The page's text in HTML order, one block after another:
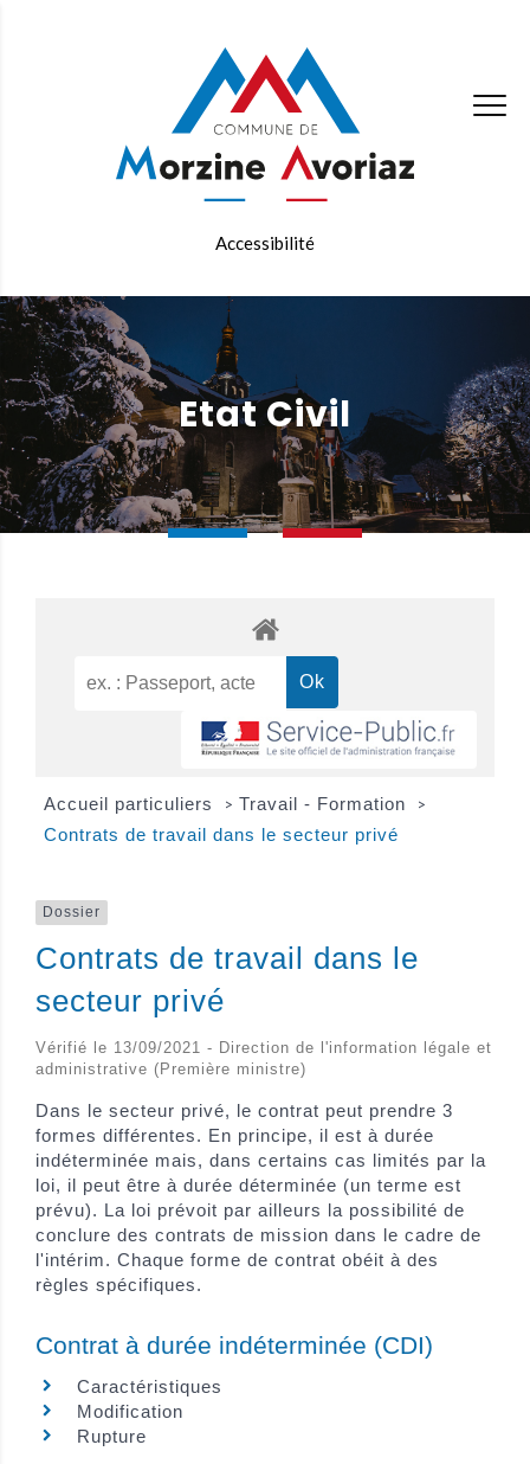
Accessibilité
Etat Civil
Accueil particuliers > Travail - Formation >
Contrats de travail dans le secteur privé
Dossier
Contrats de travail dans le
secteur privé
Vérifié le 13/09/2021 - Direction de l'information légale et
administrative (Première ministre)
Dans le secteur privé, le contrat peut prendre 3
formes différentes. En principe, il est à durée
indéterminée mais, dans certains cas limités par la
loi, il peut être à durée déterminée (un terme est
prévu). La loi prévoit par ailleurs la possibilité de
conclure des contrats de mission dans le cadre de
l'intérim. Chaque forme de contrat obéit à des
règles spécifiques.
Contrat à durée indéterminée (CDI)
Caractéristiques
Modification
Rupture